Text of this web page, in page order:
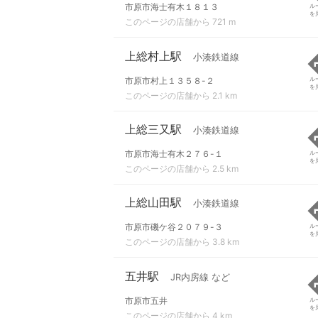
市原市海士有木１８１３
このページの店舗から 721 m
ル
を
上総村上駅 小湊鉄道線
市原市村上１３５８-２
このページの店舗から 2.1 km
ル
を
上総三又駅 小湊鉄道線
市原市海士有木２７６-１
このページの店舗から 2.5 km
ル
を
上総山田駅 小湊鉄道線
市原市磯ケ谷２０７９-３
このページの店舗から 3.8 km
ル
を
五井駅 JR内房線 など
市原市五井
このページの店舗から 4 km
ル
を